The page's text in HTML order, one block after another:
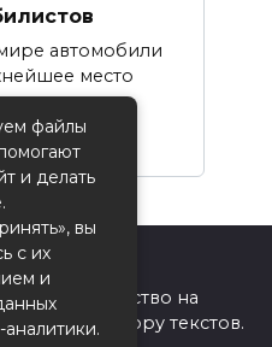
автомобили
место
16
Авторство на
автору текстов.
файлы
и делать
вы
с их
и